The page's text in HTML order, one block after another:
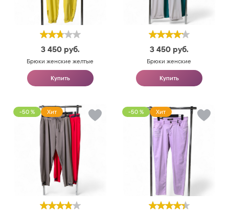
3 450 руб.
Брюки женские желтые
Купить
3 450 руб.
Брюки женские
Купить
-50 % Хит -50 % Хит